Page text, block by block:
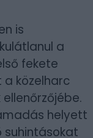
is
a
fekete
közelharc
helyett
suhintásokat